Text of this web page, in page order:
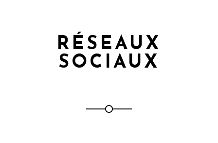
RÉSEAUX
SOCIAUX